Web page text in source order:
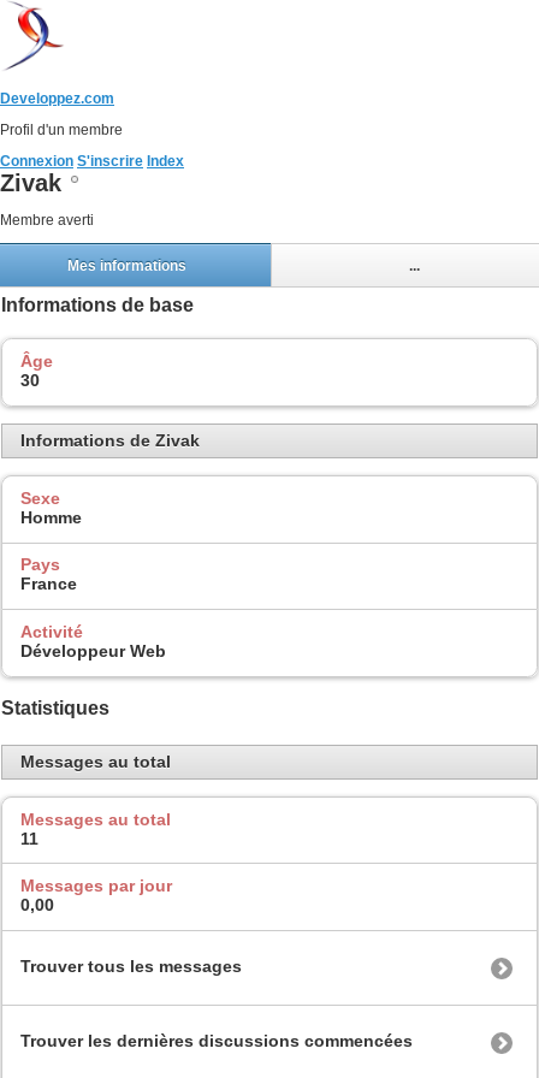
Developpez.com
Profil d'un membre
Connexion S'inscrire Index
Zivak
Membre averti
Mes informations ...
Informations de base
Âge
30
Informations de Zivak
Sexe
Homme
Pays
France
Activité
Développeur Web
Statistiques
Messages au total
Messages au total
11
Messages par jour
0,00
Trouver tous les messages
Trouver les dernières discussions commencées